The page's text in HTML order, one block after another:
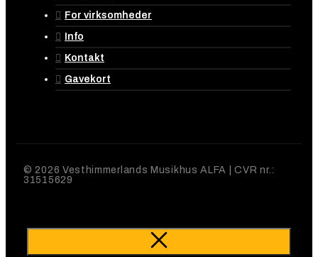
For virksomheder
Info
Kontakt
Gavekort
© 2026 Vesthimmerlands Musikhus ALFA | CVR nr.:
31515629